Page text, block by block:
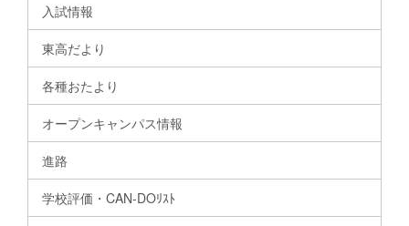
入試情報
東高だより
各種おたより
オープンキャンパス情報
進路
学校評価・CAN-DOﾘｽﾄ